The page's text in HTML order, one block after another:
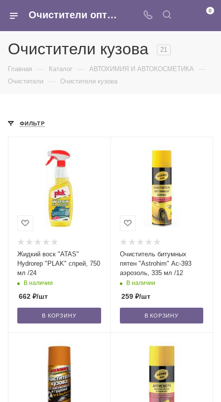
Очистители оптом - очиститель двигателя, тормозов, очиститель карбюратора купить в интернет-магазине Армина 0
Очистители кузова 21
Главная — Каталог — АВТОХИМИЯ И АВТОКОСМЕТИКА —
Очистители — Очистители кузова
ФИЛЬТР
Жидкий воск "ATAS"
Hydrorep "PLAK" спрей, 750
мл /24
В наличии
662 ₽/шт
В КОРЗИНУ
Очиститель битумных
пятен "Astrohim" Ас-393
аэрозоль, 335 мл /12
В наличии
259₽/шт
В КОРЗИНУ